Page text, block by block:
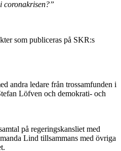
coronakrisen?”
som publiceras på SKR:s
andra ledare från trossamfunden i
Löfven och demokrati- och
på regeringskansliet med
Lind tillsammans med övriga